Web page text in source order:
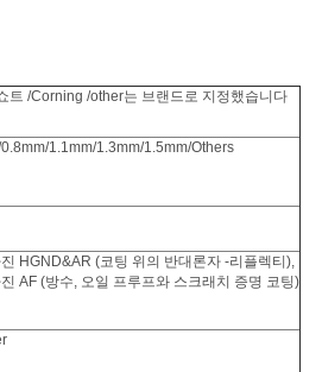
트 /Corning /other는 브랜드로 지정했습니다
1.1mm/1.3mm/1.5mm/Others
HGND&AR (코팅 위의 반대론자 -리플렉티),
AF (방수, 오일 프루프와 스크래치 증명 코팅)